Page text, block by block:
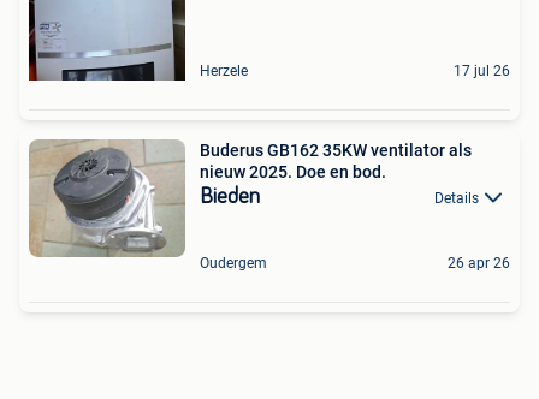
Herzele 17 jul 26
Buderus GB162 35KW ventilator als
nieuw 2025. Doe en bod.
Bieden Details
Oudergem 26 apr 26